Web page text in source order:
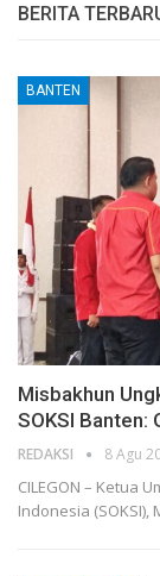
BERITA
BANTEN
Misbakhun
SOKSI Banten:
REDAKSI 8 Agu
CILEGON – Ketua
Indonesia